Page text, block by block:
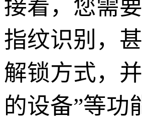
接着，您需
指纹识别，
解锁方式，
的设备”等功